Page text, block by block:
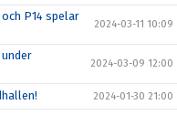
P14 spelar
2024-03-11 10:09
2024-03-09 12:00
2024-01-30 21:00